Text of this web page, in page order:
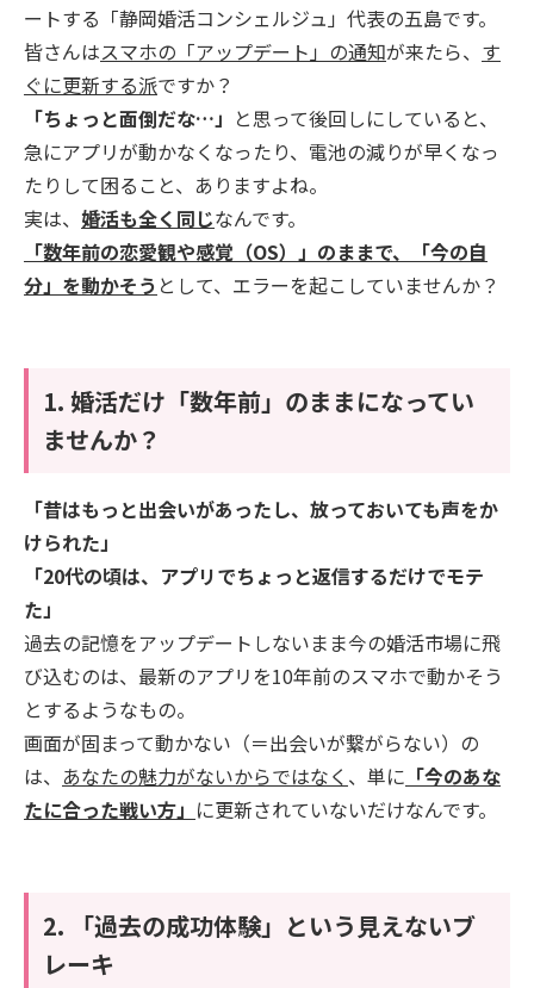
ートする「静岡婚活コンシェルジュ」代表の五島です。
皆さんはスマホの「アップデート」の通知が来たら、 す
ぐに更新する派ですか？
「ちょっと面倒だな…」 と思って後回しにしていると、
急にアプリが動かなくなったり、電池の減りが早くなっ
たりして困ること、ありますよね。
実は、 婚活も全く同じなんです。
「数年前の恋愛観や感覚（OS）」のままで、「今の自
分」を動かそう として、エラーを起こしていませんか？
1. 婚活だけ「数年前」のままになってい
ませんか？
「昔はもっと出会いがあったし、放っておいても声をか
けられた」
「20代の頃は、アプリでちょっと返信するだけでモテ
た」
過去の記憶をアップデートしないまま今の婚活市場に飛
び込むのは、最新のアプリを10年前のスマホで動かそう
とするようなもの。
画面が固まって動かない（＝出会いが繋がらない）の
は、 あなたの魅力がないからではなく 、単に 「今のあな
たに合った戦い方」 に更新されていないだけなんです。
2. 「過去の成功体験」という見えないブ
レーキ